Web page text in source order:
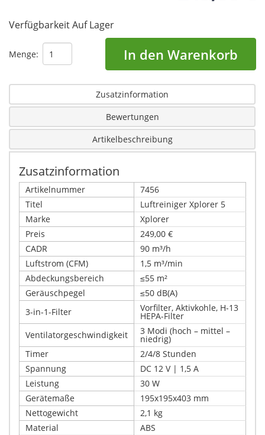
VerfügbarkeitAuf Lager
Menge: In den Warenkorb
Zusatzinformation
Bewertungen
Artikelbeschreibung
Zusatzinformation
Artikelnummer
7456
Titel
Luftreiniger Xplorer 5
Marke
Xplorer
Preis
249,00 €
CADR
90 m³/h
Luftstrom (CFM)
1,5 m³/min
Abdeckungsbereich
≤55 m²
Geräuschpegel
≤50 dB(A)
3-in-1-Filter
Vorfilter, Aktivkohle, H-13
HEPA-Filter
Ventilatorgeschwindigkeit
3 Modi (hoch – mittel –
niedrig)
Timer
2/4/8 Stunden
Spannung
DC 12 V | 1,5 A
Leistung
30 W
Gerätemaße
195x195x403 mm
Nettogewicht
2,1 kg
Material
ABS